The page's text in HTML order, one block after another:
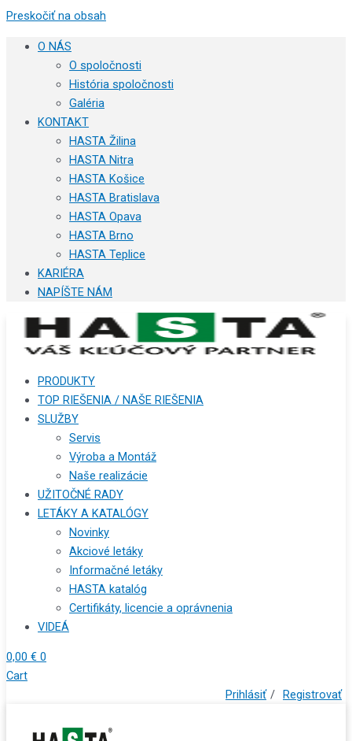
Preskočiť na obsah
O NÁS
O spoločnosti
História spoločnosti
Galéria
KONTAKT
HASTA Žilina
HASTA Nitra
HASTA Košice
HASTA Bratislava
HASTA Opava
HASTA Brno
HASTA Teplice
KARIÉRA
NAPÍŠTE NÁM
PRODUKTY
TOP RIEŠENIA / NAŠE RIEŠENIA
SLUŽBY
Servis
Výroba a Montáž
Naše realizácie
UŽITOČNÉ RADY
LETÁKY A KATALÓGY
Novinky
Akciové letáky
Informačné letáky
HASTA katalóg
Certifikáty, licencie a oprávnenia
VIDEÁ
0,00 € 0
Cart
Prihlásiť / Registrovať